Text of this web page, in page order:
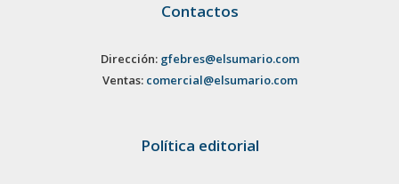
Contactos
Dirección: gfebres@elsumario.com
Ventas: comercial@elsumario.com
Política editorial